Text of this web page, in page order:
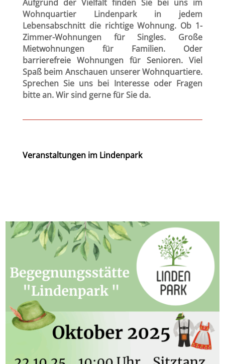
Aufgrund der Vielfalt finden Sie bei uns im
Wohnquartier Lindenpark in jedem
Lebensabschnitt die richtige Wohnung. Ob 1-
Zimmer-Wohnungen für Singles. Große
Mietwohnungen für Familien. Oder
barrierefreie Wohnungen für Senioren. Viel
Spaß beim Anschauen unserer Wohnquartiere.
Sprechen Sie uns bei Interesse oder Fragen
bitte an. Wir sind gerne für Sie da.
Veranstaltungen im Lindenpark